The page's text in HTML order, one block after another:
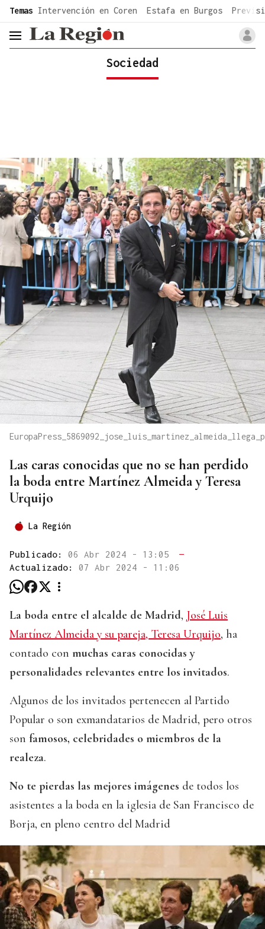
common.go-to-content
Temas Intervención en Coren Estafa en Burgos
header.menu.open
Sociedad
Las caras conocidas que no se han perdido
la boda entre Martínez Almeida y Teresa
Urquijo
La Región
Publicado: 06 Abr 2024 - 13:05
—
Actualizado: 07 Abr 2024 - 11:06
La boda entre el alcalde de Madrid, José Luis
Martínez Almeida y su pareja, Teresa Urquijo, ha
contado con muchas caras conocidas y
personalidades relevantes entre los invitados.
Algunos de los invitados pertenecen al Partido
Popular o son exmandatarios de Madrid, pero otros
son famosos, celebridades o miembros de la
realeza.
No te pierdas las mejores imágenes de todos los
asistentes a la boda en la iglesia de San Francisco de
Borja, en pleno centro del Madrid